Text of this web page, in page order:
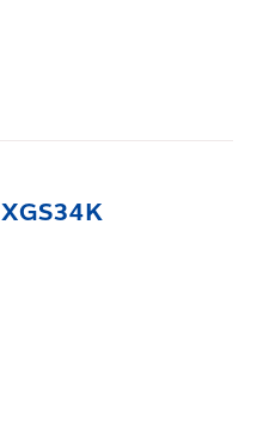
XGS34K